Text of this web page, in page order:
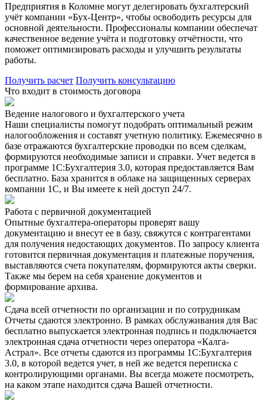
Предприятия в Коломне могут делегировать бухгалтерский
учёт компании «Бух-Центр», чтобы освободить ресурсы для
основной деятельности. Профессионалы компании обеспечат
качественное ведение учёта и подготовку отчётности, что
поможет оптимизировать расходы и улучшить результаты
работы.
Получить расчет Получить консультацию
Что входит в стоимость договора
Ведение налогового и бухгалтерского учета
Наши специалисты помогут подобрать оптимальный режим
налогообложения и составят учетную политику. Ежемесячно в
базе отражаются бухгалтерские проводки по всем сделкам,
формируются необходимые записи и справки. Учет ведется в
программе 1С:Бухгалтерия 3.0, которая предоставляется Вам
бесплатно. База хранится в облаке на защищенных серверах
компании 1С, и Вы имеете к ней доступ 24/7.
Работа с первичной документацией
Опытные бухгалтера-операторы проверят вашу
документацию и внесут ее в базу, свяжутся с контрагентами
для получения недостающих документов. По запросу клиента
готовится первичная документация и платежные поручения,
выставляются счета покупателям, формируются акты сверки.
Также мы берем на себя хранение документов и
формирование архива.
Сдача всей отчетности по организации и по сотрудникам
Отчеты сдаются электронно. В рамках обслуживания для Вас
бесплатно выпускается электронная подпись и подключается
электронная сдача отчетности через оператора «Калга-
Астрал». Все отчеты сдаются из программы 1С:Бухгалтерия
3.0, в которой ведется учет, в ней же ведется переписка с
контролирующими органами. Вы всегда можете посмотреть,
на каком этапе находится сдача Вашей отчетности.